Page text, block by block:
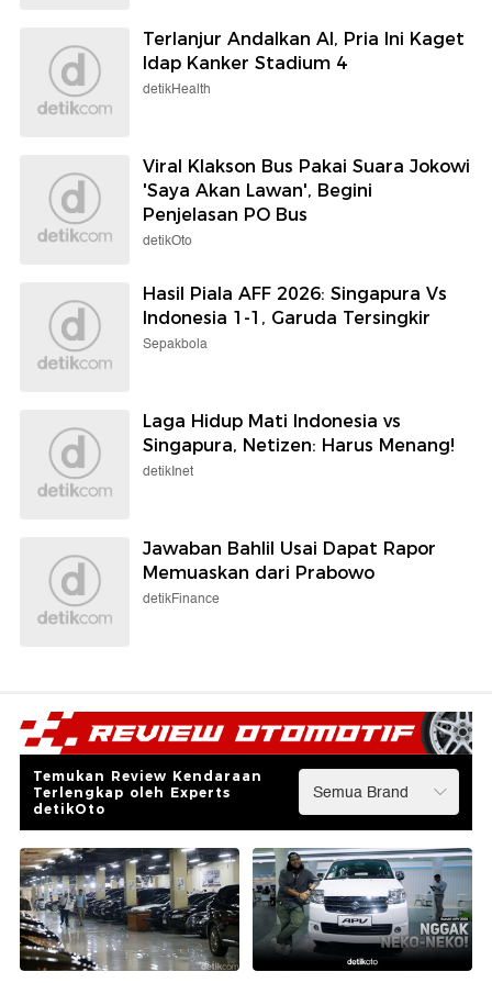
Terlanjur Andalkan AI, Pria Ini Kaget
Idap Kanker Stadium 4
detikHealth
Viral Klakson Bus Pakai Suara Jokowi
'Saya Akan Lawan', Begini
Penjelasan PO Bus
detikOto
Hasil Piala AFF 2026: Singapura Vs
Indonesia 1-1, Garuda Tersingkir
Sepakbola
Laga Hidup Mati Indonesia vs
Singapura, Netizen: Harus Menang!
detikInet
Jawaban Bahlil Usai Dapat Rapor
Memuaskan dari Prabowo
detikFinance
Temukan Review Kendaraan
Terlengkap oleh Experts
detikOto